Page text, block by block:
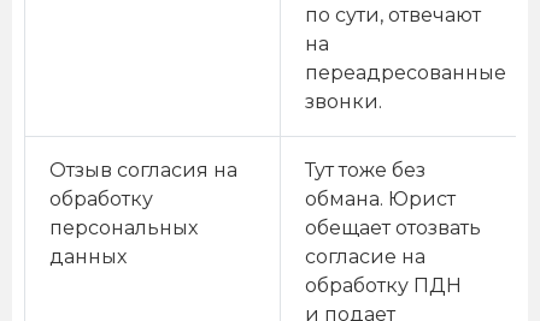
по сути, отвечают
на
переадресованные
звонки.
Отзыв согласия на
обработку
персональных
данных
Тут тоже без
обмана. Юрист
обещает отозвать
согласие на
обработку ПДН
и подает